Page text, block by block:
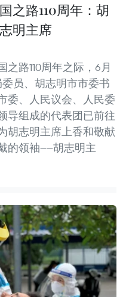
之路110周年：胡
明主席
路110周年之际，6月
员、胡志明市市委书
委、人民议会、人民委
导组成的代表团已前往
胡志明主席上香和敬献
的领袖——胡志明主